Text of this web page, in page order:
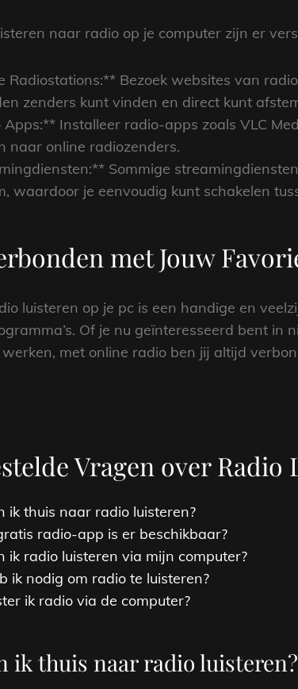
naar radio op je computer zijn er
Radiostations:** Bezoek websites van
zenders kunt vinden en direct kunt
Apps:** Installeer radio-apps zoals VLC
naar online radiozenders.
Sommige
waardoor je eenvoudig kunt schakelen
met Jouw
luisteren op je pc is een handige en
Of je nu geïnteresseerd bent
met online radio ben jij altijd
Vragen over Radio
ik thuis naar radio luisteren?
radio-app is er beschikbaar?
ik radio luisteren via mijn computer?
ik nodig om radio te luisteren?
ik radio via de computer?
ik thuis naar radio luisteren?